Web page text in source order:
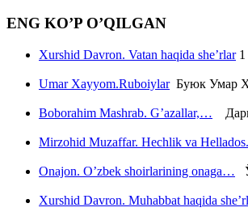
ENG KO’P O’QILGAN
Xurshid Davron. Vatan haqida she’rlar1
Umar Xayyom.RuboiylarБуюк Умар
Boborahim Mashrab. G’azallar,…
Mirzohid Muzaffar. Hechlik va
Onajon. O’zbek shoirlarining onaga…
Xurshid Davron. Muhabbat haqida